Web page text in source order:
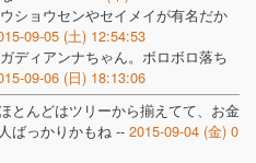
ショウセンやセイメイが有名だか
09-05 (土) 12:54:53
ディアンナちゃん。ボロボロ落ち
09-06 (日) 18:13:06
とんどはツリーから揃えてて、お金
ばっかりかもね -- 2015-09-04 (金) 0